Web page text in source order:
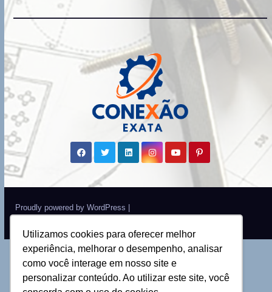
Utilizamos cookies para oferecer melhor
experiência, melhorar o desempenho, analisar
como você interage em nosso site e
personalizar conteúdo. Ao utilizar este site, você
Proudly powered by WordPress
Theme: Newsup byThemeansar.